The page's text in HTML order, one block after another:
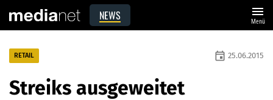
NEWS menu
Menü
RETAIL event 25.06.2015
Streiks ausgeweitet